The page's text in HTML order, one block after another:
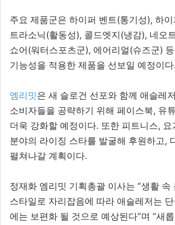
주요 제품군은 하이퍼 벤트(통기성), 하
트라소닉(활동성), 콜드엣지(냉감), 네오
쇼어(워터스포츠군), 에어리얼(슈즈군)
기능성을 적용한 제품을 선보일 예정이다.
엠리밋은 새 슬로건 선포와 함께 애슬레
소비자들을 공략하기 위해 페이스북, 유
더욱 강화할 예정이다. 또한 피트니스,
분야의 라이징 스타를 발굴해 후원하고,
펼쳐나갈 계획이다.
정재화 엠리밋 기획총괄 이사는 “생활 속
스타일로 자리잡음에 따라 애슬레저는
에는 보편화 될 것으로 예상된다”며 “새